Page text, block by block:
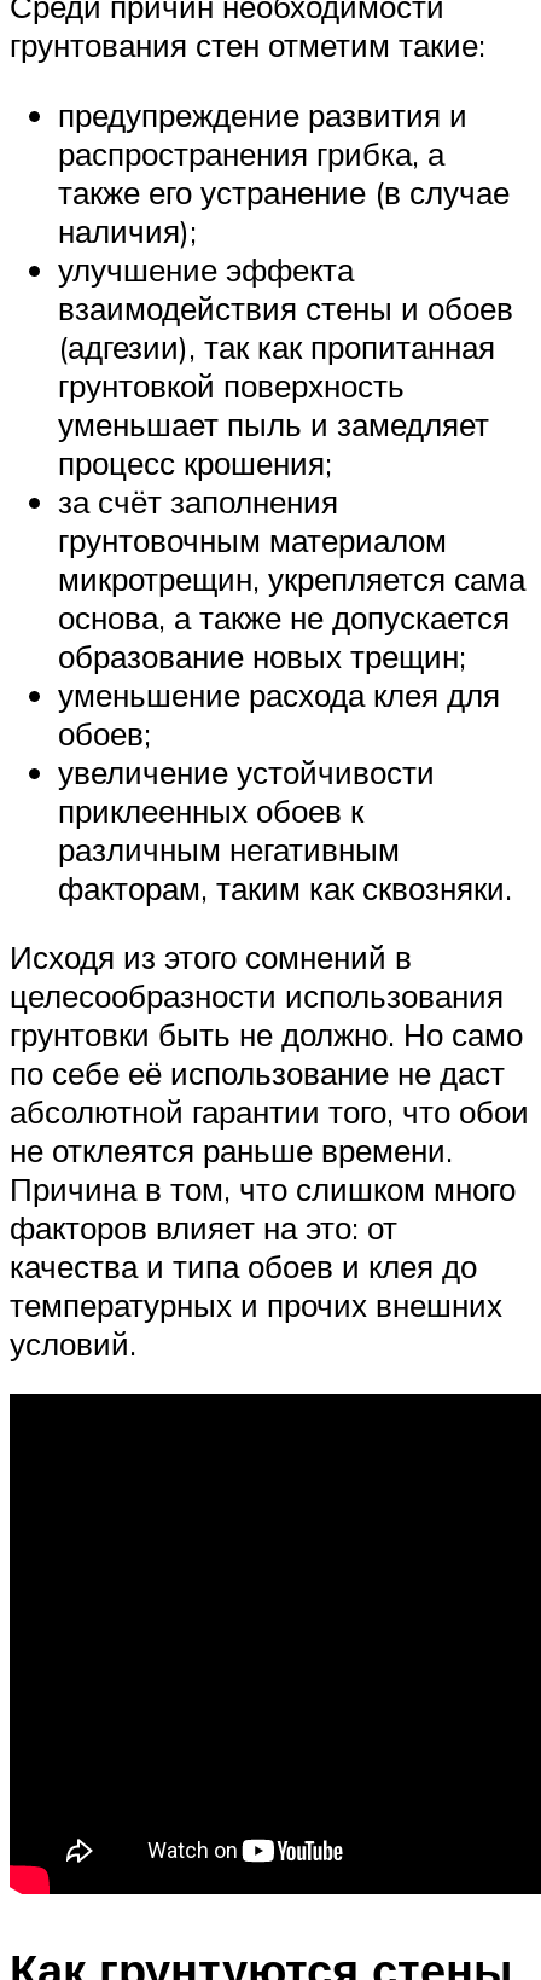
грунтования стен отметим такие:
предупреждение развития и
распространения грибка, а
также его устранение (в случае
наличия);
улучшение эффекта
взаимодействия стены и обоев
(адгезии), так как пропитанная
грунтовкой поверхность
уменьшает пыль и замедляет
процесс крошения;
за счёт заполнения
грунтовочным материалом
микротрещин, укрепляется сама
основа, а также не допускается
образование новых трещин;
уменьшение расхода клея для
обоев;
увеличение устойчивости
приклеенных обоев к
различным негативным
факторам, таким как сквозняки.
Исходя из этого сомнений в
целесообразности использования
грунтовки быть не должно. Но само
по себе её использование не даст
абсолютной гарантии того, что обои
не отклеятся раньше времени.
Причина в том, что слишком много
факторов влияет на это: от
качества и типа обоев и клея до
температурных и прочих внешних
условий.